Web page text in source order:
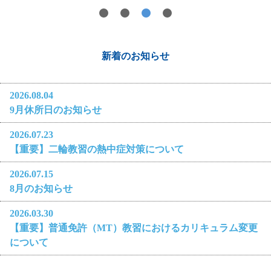
新着のお知らせ
2026.08.04
9月休所日のお知らせ
2026.07.23
【重要】二輪教習の熱中症対策について
2026.07.15
8月のお知らせ
2026.03.30
【重要】普通免許（MT）教習におけるカリキュラム変更
について